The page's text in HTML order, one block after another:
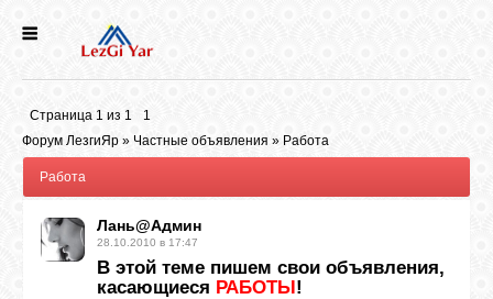
ИСТОРИЯ
Страница 1 из 1
1
Форум ЛезгиЯр » Частные объявления » Работа
Работа
Лань@Админ
28.10.2010 в 17:47
В этой теме пишем свои объявления,
касающиеся РАБОТЫ!